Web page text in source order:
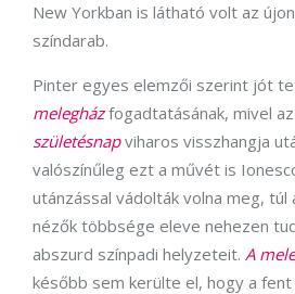
New Yorkban is látható volt az
színdarab.
Pinter egyes elemzői szerint jót
melegházfogadtatásának, mivel
születésnapviharos visszhangja
valószínűleg ezt a művét is
utánzással vádolták volna meg, túl
nézők többsége eleve nehezen
abszurd színpadi helyzeteit. A
később sem kerülte el, hogy a